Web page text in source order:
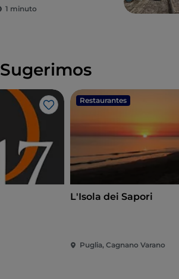
1 minuto
Sugerimos
Me gusta
Restaurantes
L'Isola dei Sapori
Puglia, Cagnano Varano